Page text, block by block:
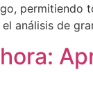
permitiendo
análisis de